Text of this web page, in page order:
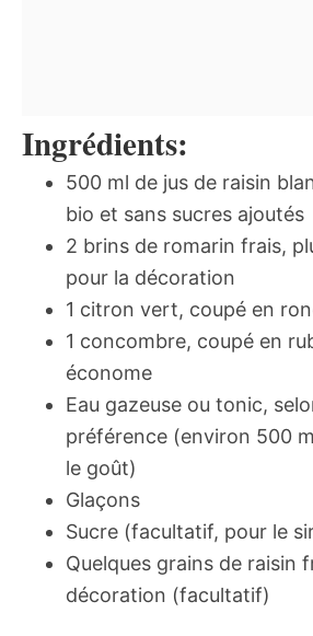
Ingrédients:
500 ml de jus de raisin
bio et sans sucres ajoutés
2 brins de romarin frais,
pour la décoration
1 citron vert, coupé en
1 concombre, coupé en
économe
Eau gazeuse ou tonic,
préférence (environ 500
le goût)
Glaçons
Sucre (facultatif, pour le
Quelques grains de raisin
décoration (facultatif)